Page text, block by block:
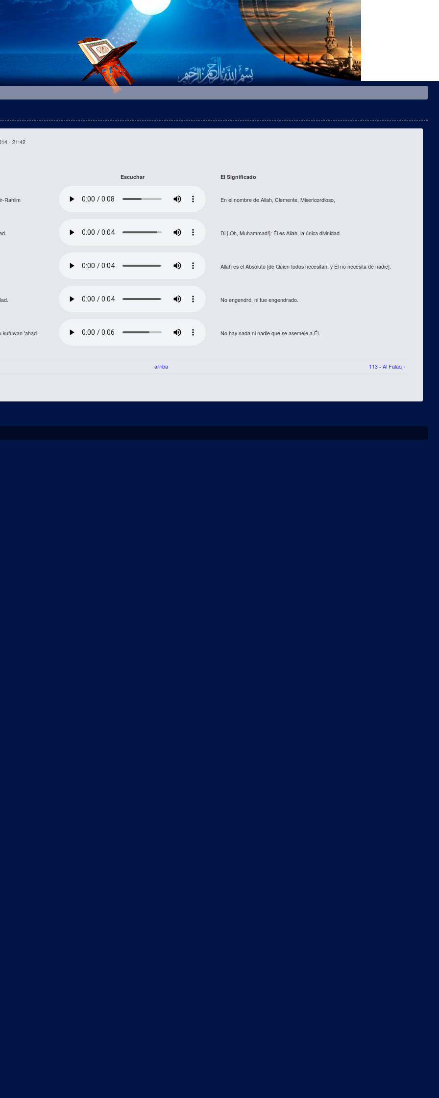
- 21:42
Escuchar El Significado
Rahiim En el nombre de Allah, Clemente, Misericordioso,
Di [¡Oh, Muhammad!]: Él es Allah, la única divinidad.
Allah es el Absoluto [de Quien todos necesitan, y Él no necesita de nadie].
No engendró, ni fue engendrado.
kufuwan 'ahad.
No hay nada ni nadie que se asemeje a Él.
arriba 113 - Al Falaq ›